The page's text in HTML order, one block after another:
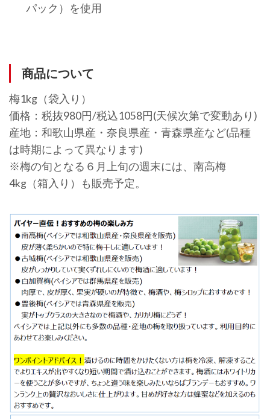
パック）を使用
商品について
梅1kg（袋入り）
価格：税抜980円/税込1058円(天候次第で変動あり)
産地：和歌山県産・奈良県産・青森県産など(品種
は時期によって異なります)
※梅の旬となる６月上旬の週末には、南高梅
4kg（箱入り）も販売予定。